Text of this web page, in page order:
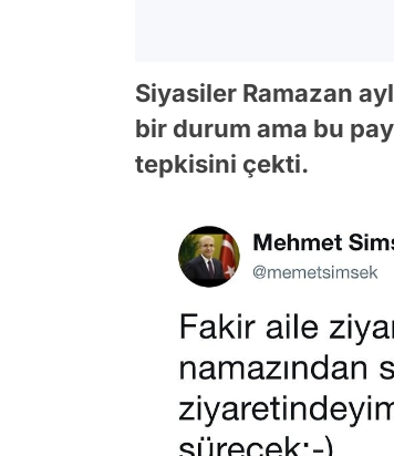
Siyasiler Ramazan
bir durum ama bu
tepkisini çekti.